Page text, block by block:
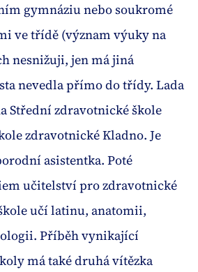
gymnáziu nebo soukromé
ve třídě (význam výuky na
nesnižuji, jen má jiná
nevedla přímo do třídy. Lada
Střední zdravotnické škole
zdravotnické Kladno. Je
asistentka. Poté
učitelství pro zdravotnické
učí latinu, anatomii,
Příběh vynikající
má také druhá vítězka